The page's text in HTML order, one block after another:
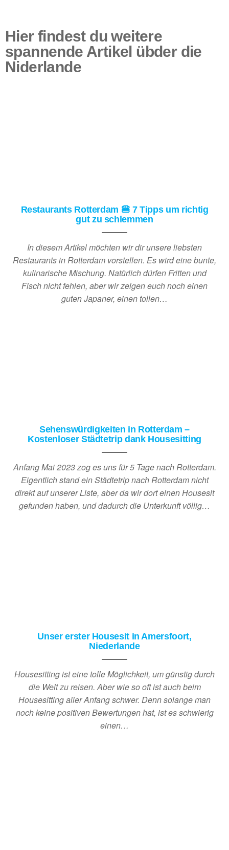
Hier findest du weitere
spannende Artikel übder die
Niderlande
Restaurants Rotterdam 🍔 7 Tipps um richtig
gut zu schlemmen
In diesem Artikel möchten wir dir unsere liebsten
Restaurants in Rotterdam vorstellen. Es wird eine bunte,
kulinarische Mischung. Natürlich dürfen Fritten und
Fisch nicht fehlen, aber wir zeigen euch noch einen
guten Japaner, einen tollen…
Sehenswürdigkeiten in Rotterdam –
Kostenloser Städtetrip dank Housesitting
Anfang Mai 2023 zog es uns für 5 Tage nach Rotterdam.
Eigentlich stand ein Städtetrip nach Rotterdam nicht
direkt auf unserer Liste, aber da wir dort einen Housesit
gefunden haben, und dadurch die Unterkunft völlig…
Unser erster Housesit in Amersfoort,
Niederlande
Housesitting ist eine tolle Möglichkeit, um günstig durch
die Welt zu reisen. Aber wie so oft ist auch beim
Housesitting aller Anfang schwer. Denn solange man
noch keine positiven Bewertungen hat, ist es schwierig
einen…